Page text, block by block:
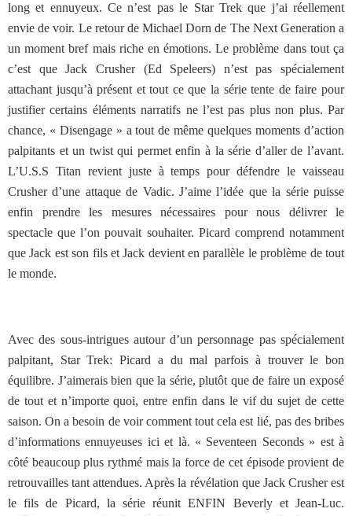
long et ennuyeux. Ce n’est pas le Star Trek que j’ai réellement
envie de voir. Le retour de Michael Dorn de The Next Generation a
un moment bref mais riche en émotions. Le problème dans tout ça
c’est que Jack Crusher (Ed Speleers) n’est pas spécialement
attachant jusqu’à présent et tout ce que la série tente de faire pour
justifier certains éléments narratifs ne l’est pas plus non plus. Par
chance, « Disengage » a tout de même quelques moments d’action
palpitants et un twist qui permet enfin à la série d’aller de l’avant.
L’U.S.S Titan revient juste à temps pour défendre le vaisseau
Crusher d’une attaque de Vadic. J’aime l’idée que la série puisse
enfin prendre les mesures nécessaires pour nous délivrer le
spectacle que l’on pouvait souhaiter. Picard comprend notamment
que Jack est son fils et Jack devient en parallèle le problème de tout
le monde.
Avec des sous-intrigues autour d’un personnage pas spécialement
palpitant, Star Trek: Picard a du mal parfois à trouver le bon
équilibre. J’aimerais bien que la série, plutôt que de faire un exposé
de tout et n’importe quoi, entre enfin dans le vif du sujet de cette
saison. On a besoin de voir comment tout cela est lié, pas des bribes
d’informations ennuyeuses ici et là. « Seventeen Seconds » est à
côté beaucoup plus rythmé mais la force de cet épisode provient de
retrouvailles tant attendues. Après la révélation que Jack Crusher est
le fils de Picard, la série réunit ENFIN Beverly et Jean-Luc.